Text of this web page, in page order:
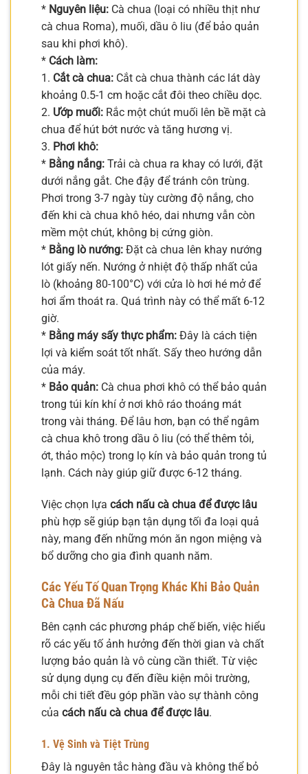
* Nguyên liệu: Cà chua (loại có nhiều thịt như
cà chua Roma), muối, dầu ô liu (để bảo quản
sau khi phơi khô).
* Cách làm:
1. Cắt cà chua: Cắt cà chua thành các lát dày
khoảng 0.5-1 cm hoặc cắt đôi theo chiều dọc.
2. Ướp muối: Rắc một chút muối lên bề mặt cà
chua để hút bớt nước và tăng hương vị.
3. Phơi khô:
* Bằng nắng: Trải cà chua ra khay có lưới, đặt
dưới nắng gắt. Che đậy để tránh côn trùng.
Phơi trong 3-7 ngày tùy cường độ nắng, cho
đến khi cà chua khô héo, dai nhưng vẫn còn
mềm một chút, không bị cứng giòn.
* Bằng lò nướng: Đặt cà chua lên khay nướng
lót giấy nến. Nướng ở nhiệt độ thấp nhất của
lò (khoảng 80-100°C) với cửa lò hơi hé mở để
hơi ẩm thoát ra. Quá trình này có thể mất 6-12
giờ.
* Bằng máy sấy thực phẩm: Đây là cách tiện
lợi và kiểm soát tốt nhất. Sấy theo hướng dẫn
của máy.
* Bảo quản: Cà chua phơi khô có thể bảo quản
trong túi kín khí ở nơi khô ráo thoáng mát
trong vài tháng. Để lâu hơn, bạn có thể ngâm
cà chua khô trong dầu ô liu (có thể thêm tỏi,
ớt, thảo mộc) trong lọ kín và bảo quản trong tủ
lạnh. Cách này giúp giữ được 6-12 tháng.
Việc chọn lựa cách nấu cà chua để được lâu
phù hợp sẽ giúp bạn tận dụng tối đa loại quả
này, mang đến những món ăn ngon miệng và
bổ dưỡng cho gia đình quanh năm.
Các Yếu Tố Quan Trọng Khác Khi Bảo Quản
Cà Chua Đã Nấu
Bên cạnh các phương pháp chế biến, việc hiểu
rõ các yếu tố ảnh hưởng đến thời gian và chất
lượng bảo quản là vô cùng cần thiết. Từ việc
sử dụng dụng cụ đến điều kiện môi trường,
mỗi chi tiết đều góp phần vào sự thành công
của cách nấu cà chua để được lâu.
1. Vệ Sinh và Tiệt Trùng
Đây là nguyên tắc hàng đầu và không thể bỏ